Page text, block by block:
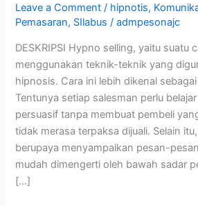
Leave a Comment / hipnotis,
Pemasaran, SIlabus /admpesonajc
DESKRIPSI Hypno selling, yaitu suatu
menggunakan teknik-teknik yang
hipnosis. Cara ini lebih dikenal
Tentunya setiap salesman perlu
persuasif tanpa membuat pembeli
tidak merasa terpaksa dijuali. Selain
berupaya menyampaikan pesan-
mudah dimengerti oleh bawah sadar
[…]